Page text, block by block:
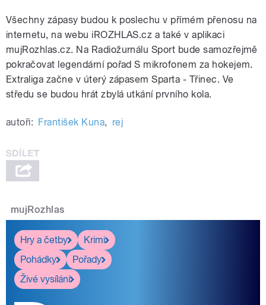
Všechny zápasy budou k poslechu v přímém přenosu na
internetu, na webu iROZHLAS.cz a také v aplikaci
mujRozhlas.cz. Na Radiožurnálu Sport bude samozřejmě
pokračovat legendární pořad S mikrofonem za hokejem.
Extraliga začne v úterý zápasem Sparta - Třinec. Ve
středu se budou hrát zbylá utkání prvního kola.
autoři: František Kuna, rej
mujRozhlas
Hry a četby
Krimi
Pohádky
Pořady
Živé vysílání